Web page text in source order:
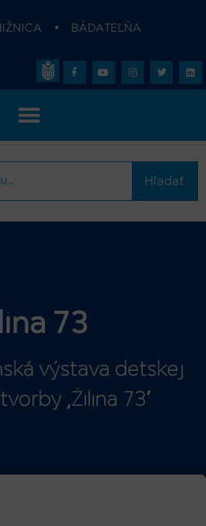
• BÁDATEĽŇA
Hľadať
73
výstava detskej
„Žilina 73“